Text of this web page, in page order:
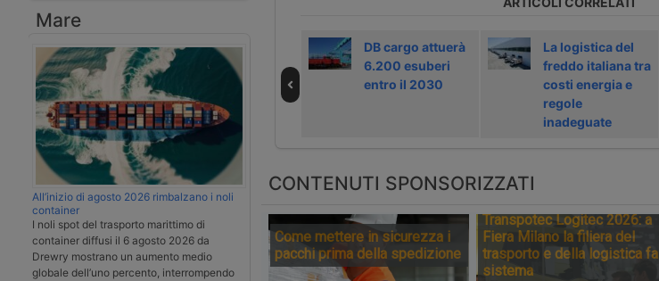
Mare
All’inizio di agosto 2026 rimbalzano i noli
container
I noli spot del trasporto marittimo di
container diffusi il 6 agosto 2026 da
Drewry mostrano un aumento medio
globale dell’uno percento, interrompendo
Dal 15 novembre
Bernhard Osburg
sarà alla guida di
DB Cargo
Bernhard Osburg
si prepara alla
guida di DB
Cargo
DB cargo attuerà
6.200 esuberi
entro il 2030
La logistica del
freddo italiana tra
costi energia e
regole
inadeguate
CONTENUTI SPONSORIZZATI
Come mettere in sicurezza i
pacchi prima della spedizione
Transpotec Logitec 2026: a
Fiera Milano la filiera del
trasporto e della logistica fa
sistema